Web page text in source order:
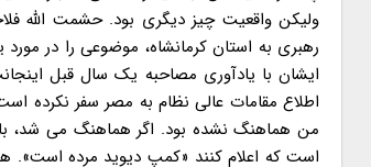
ولیکن واقعیت چیز دیگری بود. حشمت الله
رهبری به استان کرمانشاه، موضوعی را در
ایشان با یادآوری مصاحبه یک سال قبل
اطلاع مقامات عالی نظام به مصر سفر نکرده
من هماهنگ نشده بود. اگر هماهنگ می شد، با
است که اعلام کنند «کمپ دیوید مرده است».